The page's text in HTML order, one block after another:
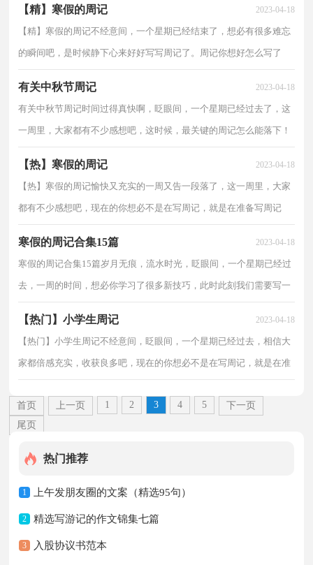
【精】寒假的周记 2023-04-18
【精】寒假的周记不经意间，一个星期已经结束了，想必有很多难忘
的瞬间吧，是时候静下心来好好写写周记了。周记你想好怎么写了
有关中秋节周记 2023-04-18
有关中秋节周记时间过得真快啊，眨眼间，一个星期已经过去了，这
一周里，大家都有不少感想吧，这时候，最关键的周记怎么能落下！
【热】寒假的周记 2023-04-18
【热】寒假的周记愉快又充实的一周又告一段落了，这一周里，大家
都有不少感想吧，现在的你想必不是在写周记，就是在准备写周记
寒假的周记合集15篇 2023-04-18
寒假的周记合集15篇岁月无痕，流水时光，眨眼间，一个星期已经过
去，一周的时间，想必你学习了很多新技巧，此时此刻我们需要写一
【热门】小学生周记 2023-04-18
【热门】小学生周记不经意间，眨眼间，一个星期已经过去，相信大
家都倍感充实，收获良多吧，现在的你想必不是在写周记，就是在准
首页
上一页 1 2 3 4 5
下一页
尾页
热门推荐
1 上午发朋友圈的文案（精选95句）
2 精选写游记的作文锦集七篇
3 入股协议书范本